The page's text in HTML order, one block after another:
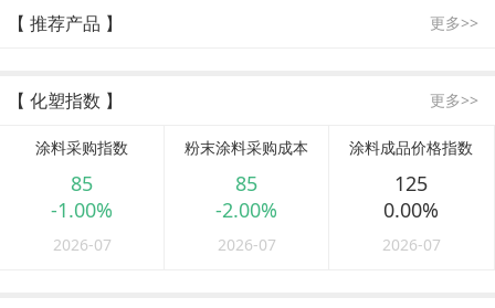
【 推荐产品 】 更多>>
【 化塑指数 】 更多>>
涂料采购指数
85
-1.00%
2026-07
粉末涂料采购成本
85
-2.00%
2026-07
涂料成品价格指数
125
0.00%
2026-07